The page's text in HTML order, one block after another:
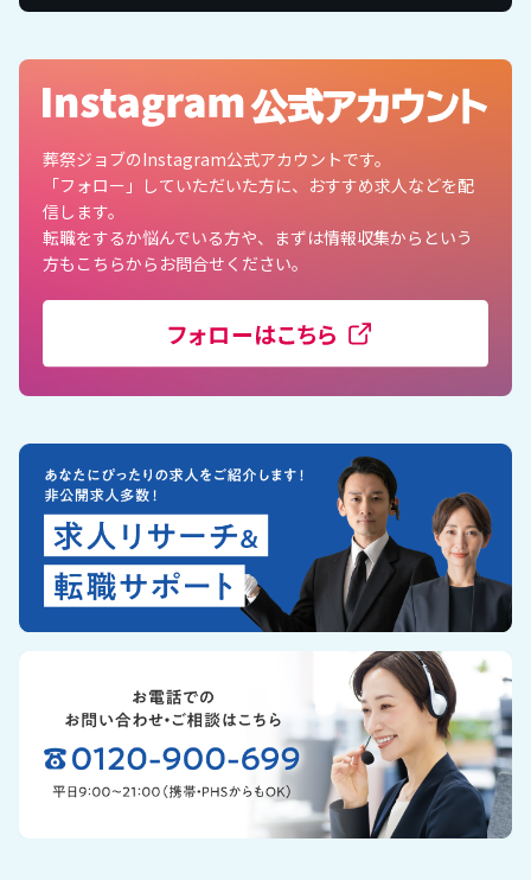
葬祭ジョブのInstagram公式アカウントです。
「フォロー」していただいた方に、おすすめ求人などを配
信します。
転職をするか悩んでいる方や、まずは情報収集からという
方もこちらからお問合せください。